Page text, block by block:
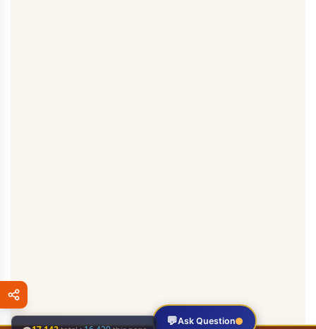
💬Ask Question